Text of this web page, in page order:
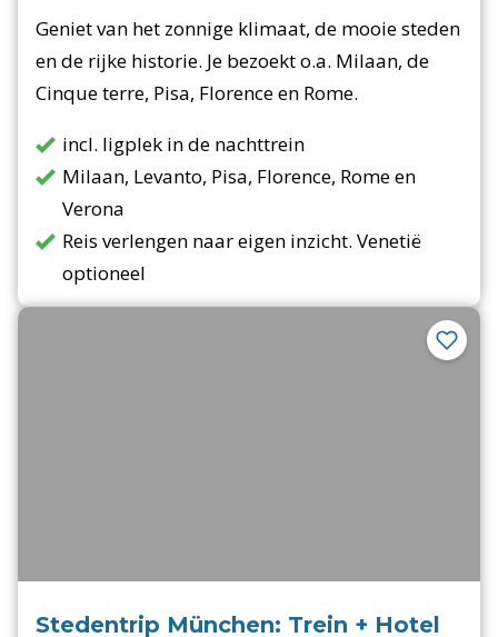
Geniet van het zonnige klimaat, de mooie steden
en de rijke historie. Je bezoekt o.a. Milaan, de
Cinque terre, Pisa, Florence en Rome.
incl. ligplek in de nachttrein
Milaan, Levanto, Pisa, Florence, Rome en
Verona
Reis verlengen naar eigen inzicht. Venetië
optioneel
Stedentrip München: Trein + Hotel